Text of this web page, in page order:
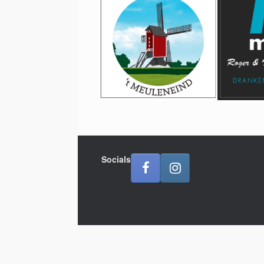
Socials